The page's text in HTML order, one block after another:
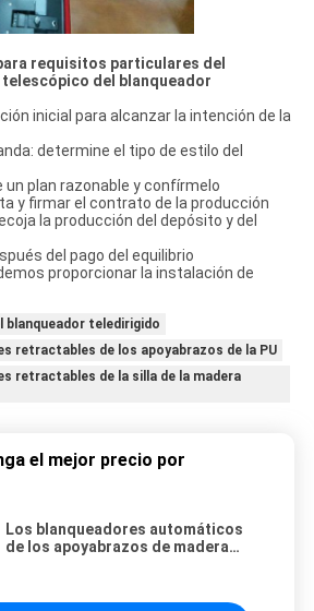
requisitos particulares del
del blanqueador
inicial para alcanzar la intención de la
determine el tipo de estilo del
un plan razonable y confírmelo
y firmar el contrato de la producción
la producción del depósito y del
del pago del equilibrio
proporcionar la instalación de
blanqueador teledirigido
retractables de los apoyabrazos de la PU
retractables de la silla de la madera
el mejor precio por
Los blanqueadores automáticos
de los apoyabrazos de madera
blanqueador